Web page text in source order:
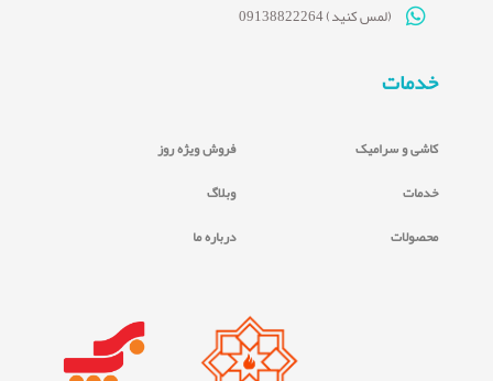
(لمس کنید) 09138822264
خدمات
کاشی و سرامیک
خدمات
محصولات
فروش ویژه روز
وبلاگ
درباره ما